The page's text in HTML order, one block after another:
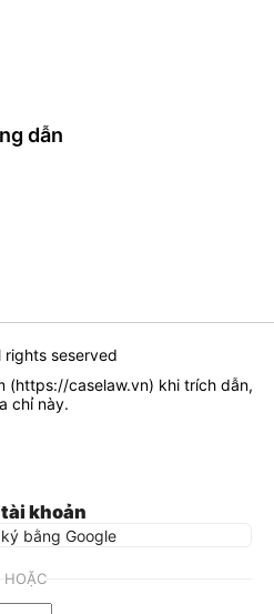
dẫn
seserved
(https://caselaw.vn) khi trích dẫn,
chỉ này.
tài khoản
bằng Google
HOẶC